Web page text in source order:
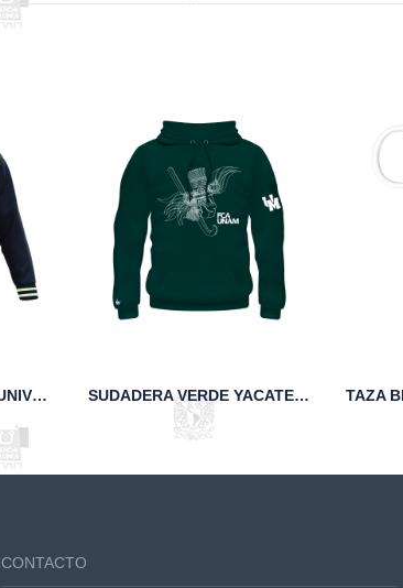
CHAMARRA CLÁSICA UNIVERSITARIA DE PAÑO Y PIEL MARINO FCA SUDADERA VERDE YACATECUHTLI FCA UNAM
CONTACTO